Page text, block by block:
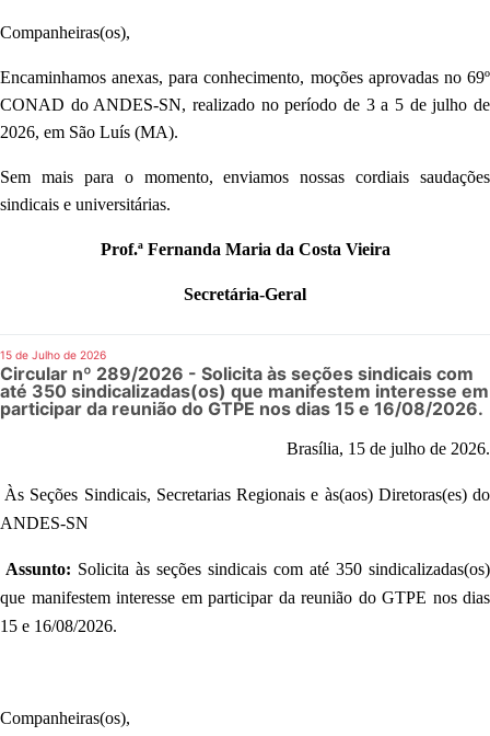
Companheiras(os),
Encaminhamos anexas, para conhecimento, moções aprovadas no 69º
CONAD do ANDES-SN, realizado no período de 3 a 5 de julho de
2026, em São Luís (MA).
Sem mais para o momento, enviamos nossas cordiais saudações
sindicais e universitárias.
Prof.ª Fernanda Maria da Costa Vieira
Secretária-Geral
15 de Julho de 2026
Circular nº 289/2026 - Solicita às seções sindicais com
até 350 sindicalizadas(os) que manifestem interesse em
participar da reunião do GTPE nos dias 15 e 16/08/2026.
Brasília, 15 de julho de 2026.
Às Seções Sindicais, Secretarias Regionais e às(aos) Diretoras(es) do
ANDES-SN
Assunto: Solicita às seções sindicais com até 350 sindicalizadas(os)
que manifestem interesse em participar da reunião do GTPE nos dias
15 e 16/08/2026.
Companheiras(os),